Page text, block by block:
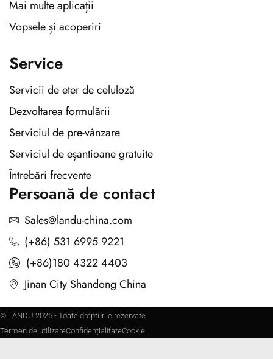
Mai multe aplicații
Vopsele și acoperiri
Service
Servicii de eter de celuloză
Dezvoltarea formulării
Serviciul de pre-vânzare
Serviciul de eșantioane gratuite
Întrebări frecvente
Persoană de contact
Sales@landu-china.com
(+86) 531 6995 9221
(+86)180 4322 4403
Jinan City Shandong China
© LANDU 2025 - Toate drepturile rezervate
Termen de utilizareConfidențialitateCookie